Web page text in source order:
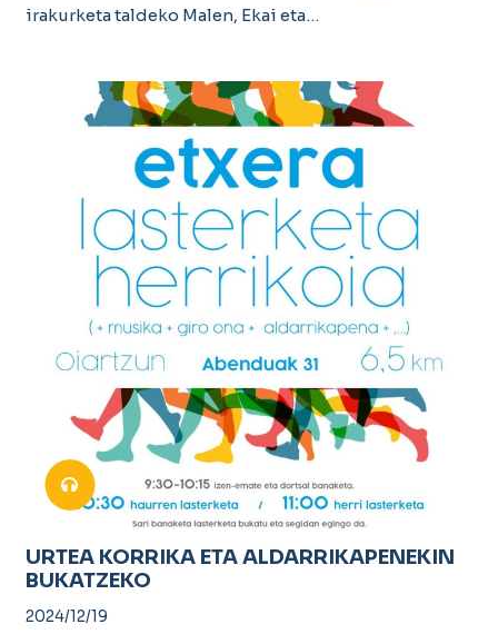
irakurketa taldeko Malen, Ekai eta…
URTEA KORRIKA ETA ALDARRIKAPENEKIN
BUKATZEKO
2024/12/19